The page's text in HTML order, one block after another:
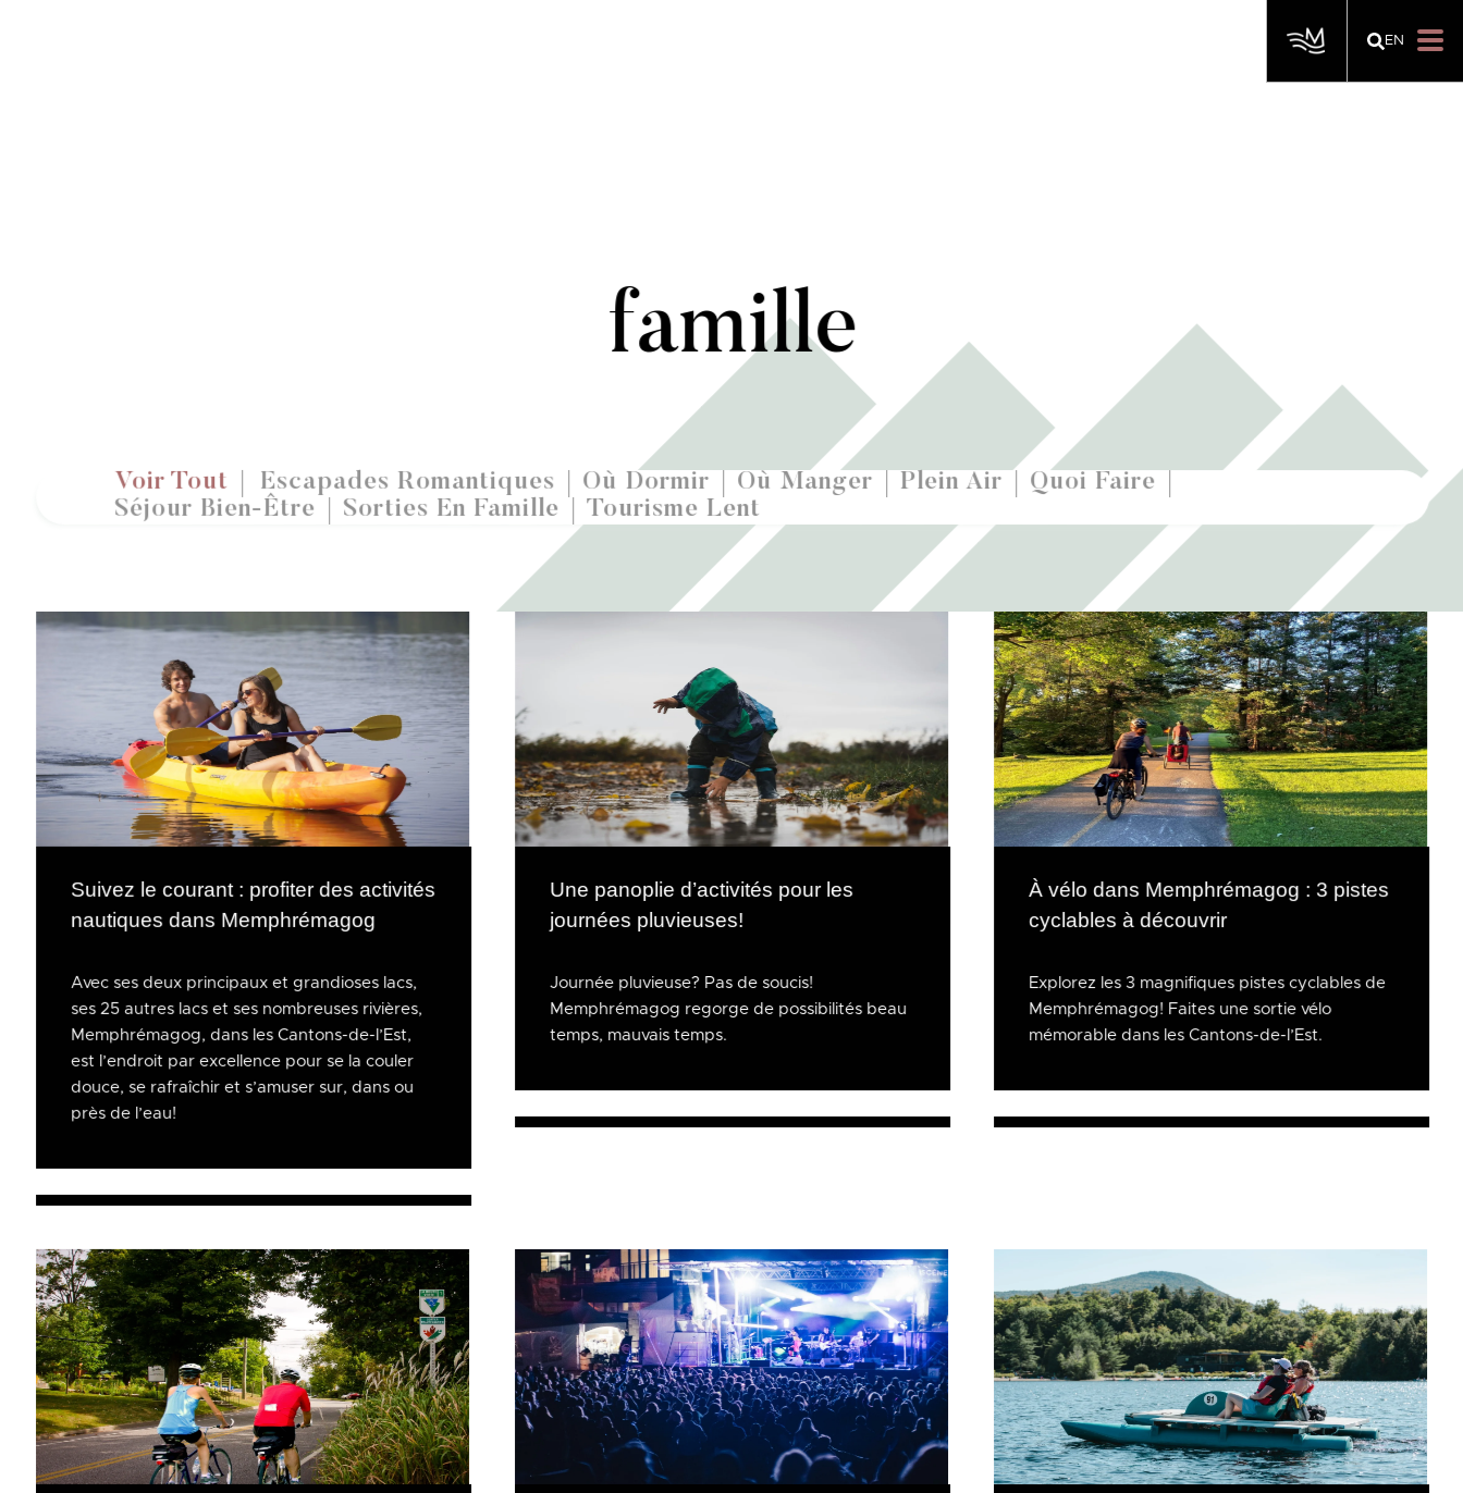
EN
famille
Voir Tout Escapades Romantiques Où Dormir Où Manger Plein Air Quoi Faire
Séjour Bien-Être Sorties En Famille Tourisme Lent
Suivez le courant : profiter des activités
nautiques dans Memphrémagog
Avec ses deux principaux et grandioses lacs,
ses 25 autres lacs et ses nombreuses rivières,
Memphrémagog, dans les Cantons-de-l’Est,
est l’endroit par excellence pour se la couler
douce, se rafraîchir et s’amuser sur, dans ou
près de l’eau!
Une panoplie d’activités pour les
journées pluvieuses!
Journée pluvieuse? Pas de soucis!
Memphrémagog regorge de possibilités beau
temps, mauvais temps.
À vélo dans Memphrémagog : 3 pistes
cyclables à découvrir
Explorez les 3 magnifiques pistes cyclables de
Memphrémagog! Faites une sortie vélo
mémorable dans les Cantons-de-l’Est.